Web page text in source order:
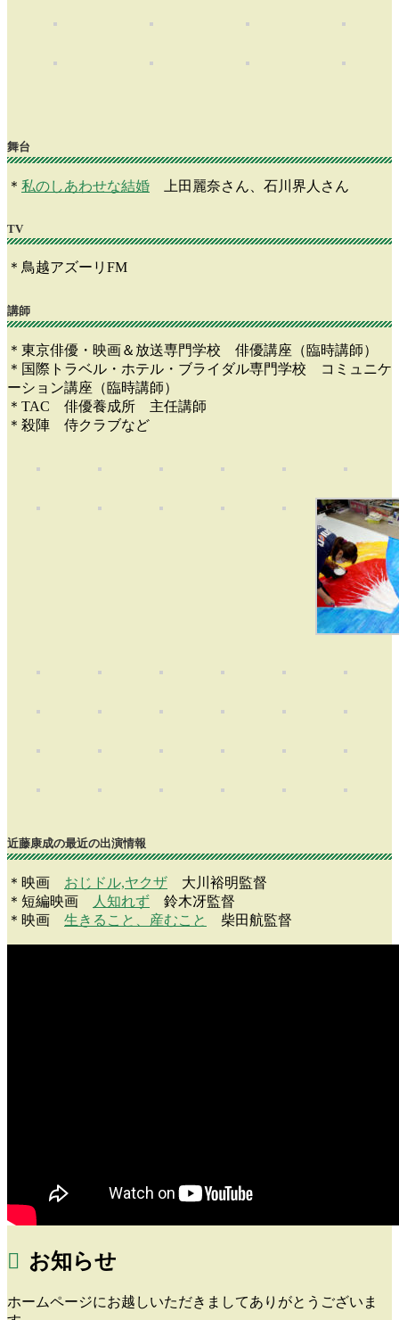
舞台
＊ 私のしあわせな結婚 上田麗奈さん、石川界人さん
TV
＊鳥越アズーリFM
講師
＊東京俳優・映画＆放送専門学校 俳優講座（臨時講師）
＊国際トラベル・ホテル・ブライダル専門学校 コミュニケ
ーション講座（臨時講師）
＊TAC 俳優養成所 主任講師
＊殺陣 侍クラブなど
近藤康成の最近の出演情報
＊映画 おじドル,ヤクザ 大川裕明監督
＊短編映画
人知れず 鈴木冴監督
＊映画 生きること、産むこと 柴田航監督
お知らせ
ホームページにお越しいただきましてありがとうございま